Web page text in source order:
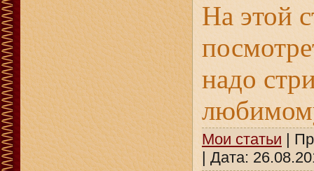
На этой
надо
Мои статьи |
| Дата: